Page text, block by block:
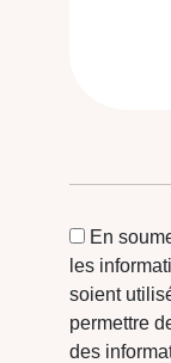
En
les
soient
permettre
des